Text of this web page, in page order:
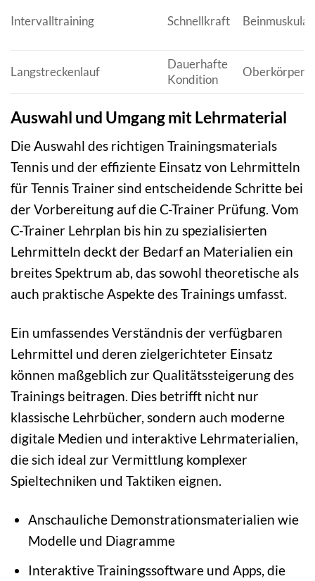
Intervalltraining Schnellkraft
Langstreckenlauf
Dauerhafte
Kondition
Oberkörper
Auswahl und Umgang mit Lehrmaterial
Die Auswahl des richtigen Trainingsmaterials
Tennis und der effiziente Einsatz von Lehrmitteln
für Tennis Trainer sind entscheidende Schritte bei
der Vorbereitung auf die C-Trainer Prüfung. Vom
C-Trainer Lehrplan bis hin zu spezialisierten
Lehrmitteln deckt der Bedarf an Materialien ein
breites Spektrum ab, das sowohl theoretische als
auch praktische Aspekte des Trainings umfasst.
Ein umfassendes Verständnis der verfügbaren
Lehrmittel und deren zielgerichteter Einsatz
können maßgeblich zur Qualitätssteigerung des
Trainings beitragen. Dies betrifft nicht nur
klassische Lehrbücher, sondern auch moderne
digitale Medien und interaktive Lehrmaterialien,
die sich ideal zur Vermittlung komplexer
Spieltechniken und Taktiken eignen.
Anschauliche Demonstrationsmaterialien wie
Modelle und Diagramme
Interaktive Trainingssoftware und Apps, die